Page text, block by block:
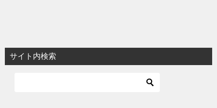
サイト内検索